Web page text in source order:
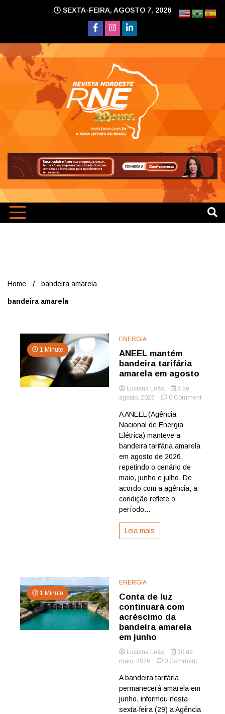
SEXTA-FEIRA, AGOSTO 7, 2026
Home bandeira amarela
bandeira amarela
1 Minute
ENERGIA
ANEEL mantém
bandeira tarifária
amarela em agosto
Luciana Leão
3 de
agosto, 2026
0 Commenton
A ANEEL (Agência
Nacional de Energia
Elétrica) manteve a
bandeira tarifária amarela
em agosto de 2026,
repetindo o cenário de
maio, junho e julho. De
acordo com a agência, a
condição reflete o
período...
Leia mais
1 Minute
ENERGIA
Conta de luz
continuará com
acréscimo da
bandeira amarela
em junho
Luciana Leão
30 de
maio, 2026
0 Commenton
luz
com
A bandeira tarifária
permanecerá amarela em
junho, informou nesta
sexta-feira (29) a Agência